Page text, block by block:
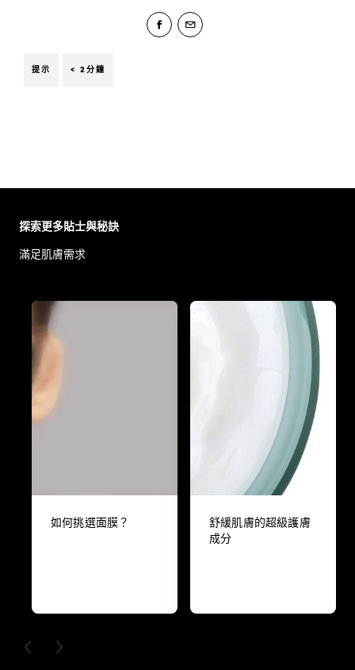
提示 < 2分鐘
探索更多貼士與秘訣
滿足肌膚需求
如何挑選面膜？
舒緩肌膚的超級護膚
成分
PREVIOUS CARD
NEXT CARD